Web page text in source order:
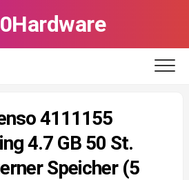
4111155
4.7 GB 50 St.
Speicher (5